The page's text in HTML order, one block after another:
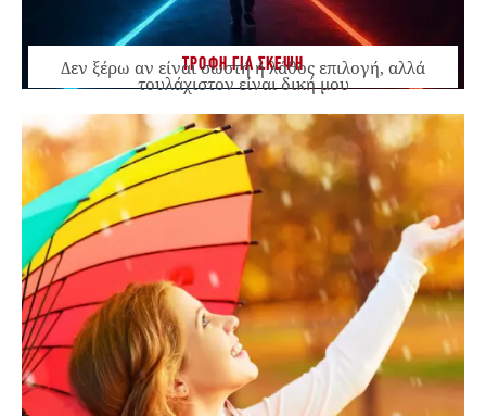
ΤΡΟΦΗ ΓΙΑ ΣΚΕΨΗ
Δεν ξέρω αν είναι σωστή ή λάθος επιλογή, αλλά
τουλάχιστον είναι δική μου